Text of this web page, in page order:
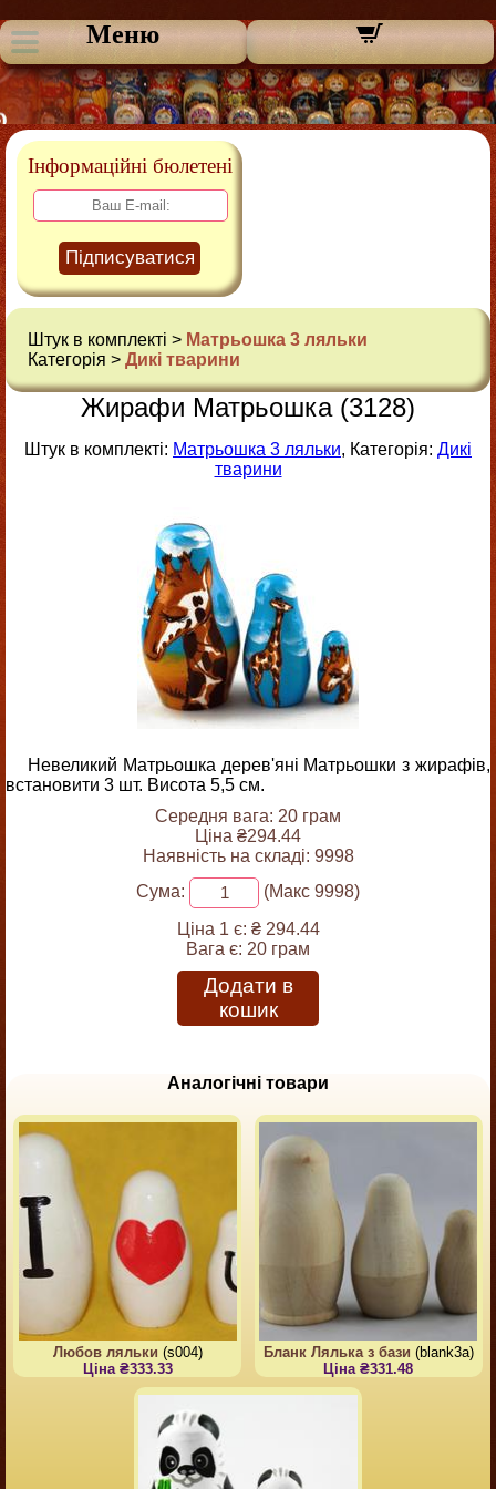
Меню
Інформаційні бюлетені
Підписуватися
Штук в комплекті > Матрьошка 3 ляльки
Категорія > Дикі тварини
Жирафи Матрьошка (3128)
Штук в комплекті: Матрьошка 3 ляльки, Категорія: Дикі
тварини
Невеликий Матрьошка дерев'яні Матрьошки з жирафів,
встановити 3 шт. Висота 5,5 см.
Середня вага: 20 грам
Ціна ₴294.44
Наявність на складі: 9998
Сума:
(Макс 9998)
Ціна 1 є: ₴ 294.44
Вага є: 20 грам
Додати в
кошик
Аналогічні товари
Любов ляльки (s004)
Ціна ₴333.33
Бланк Лялька з бази (blank3a)
Ціна ₴331.48